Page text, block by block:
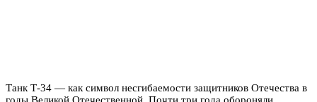
Танк Т-34 — как символ несгибаемости защитников Отечества в